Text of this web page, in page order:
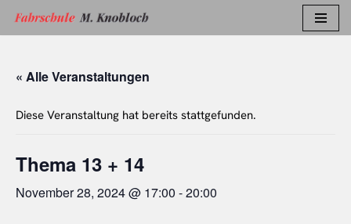
springen
« Alle Veranstaltungen
Diese Veranstaltung hat bereits stattgefunden.
Thema 13 + 14
November 28, 2024 @ 17:00 -20:00